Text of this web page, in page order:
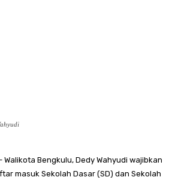
Walikota Bengkulu, Dedy Wahyudi wajibkan
masuk Sekolah Dasar (SD) dan Sekolah